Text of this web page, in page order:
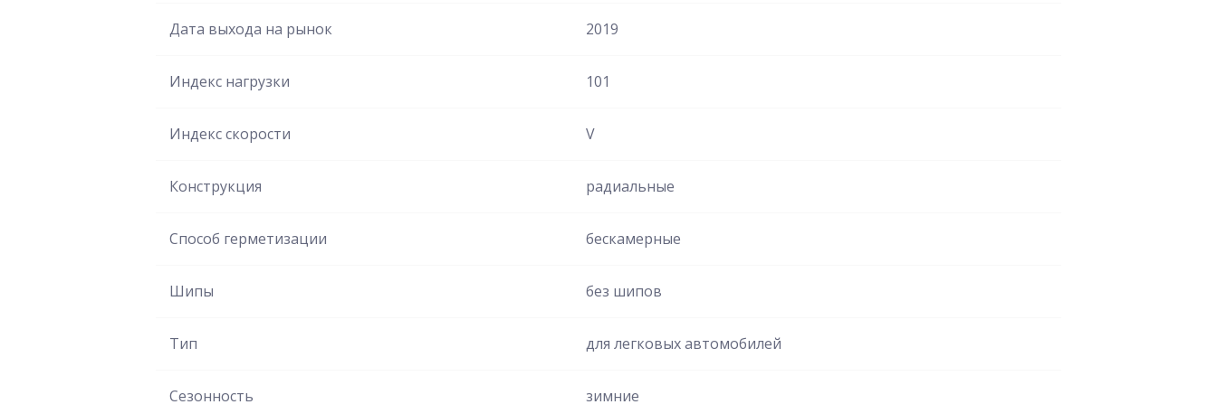
Дата выхода на рынок 2019
Индекс нагрузки 101
Индекс скорости V
Конструкция радиальные
Способ герметизации бескамерные
Шипы без шипов
Тип для легковых автомобилей
Сезонность зимние